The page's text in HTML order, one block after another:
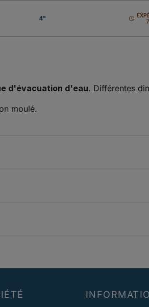
4" schedule
d'évacuation d'eau. Différentes
moulé.